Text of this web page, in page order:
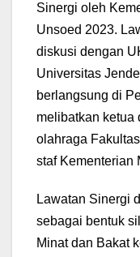
Sinergi oleh
Unsoed 2023.
diskusi dengan
Universitas
berlangsung di
melibatkan ketua
olahraga
staf Kementerian
Lawatan Sinergi
sebagai bentuk
Minat dan Bakat